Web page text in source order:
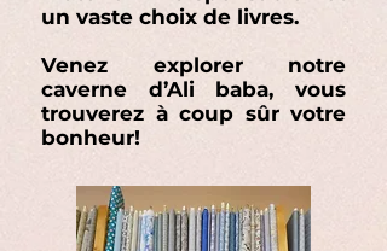
un vaste choix de livres.
Venez explorer notre
caverne d’Ali baba, vous
trouverez à coup sûr votre
bonheur!